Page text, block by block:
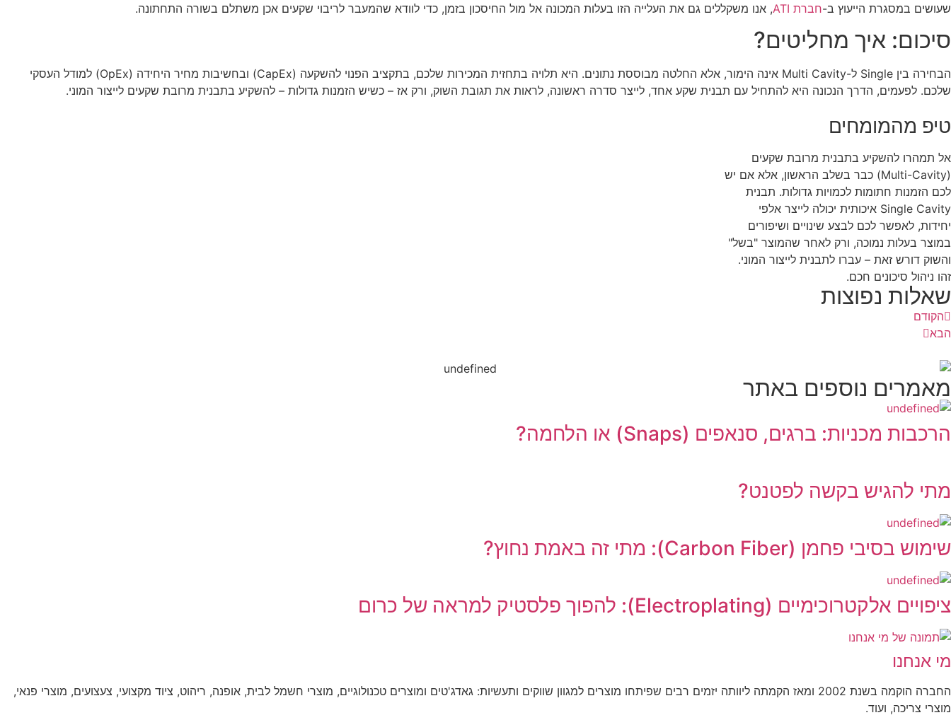
שעושים במסגרת הייעוץ ב-חברת ATI , אנו משקללים גם את העלייה הזו בעלות המכונה אל מול החיסכון בזמן, כדי לוודא שהמעבר לריבוי שקעים אכן משתלם בשורה התחתונה.
סיכום: איך מחליטים?
הבחירה בין Single ל-Multi Cavity אינה הימור, אלא החלטה מבוססת נתונים. היא תלויה בתחזית המכירות שלכם, בתקציב הפנוי להשקעה (CapEx) ובחשיבות מחיר היחידה (OpEx) למודל העסקי
שלכם. לפעמים, הדרך הנכונה היא להתחיל עם תבנית שקע אחד, לייצר סדרה ראשונה, לראות את תגובת השוק, ורק אז – כשיש הזמנות גדולות – להשקיע בתבנית מרובת שקעים לייצור המוני.
טיפ מהמומחים
אל תמהרו להשקיע בתבנית מרובת שקעים
(Multi-Cavity) כבר בשלב הראשון, אלא אם יש
לכם הזמנות חתומות לכמויות גדולות. תבנית
Single Cavity איכותית יכולה לייצר אלפי
יחידות, לאפשר לכם לבצע שינויים ושיפורים
במוצר בעלות נמוכה, ורק לאחר שהמוצר "בשל"
והשוק דורש זאת – עברו לתבנית לייצור המוני.
זהו ניהול סיכונים חכם.
שאלות נפוצות
הקודם
הבא
מאמרים נוספים באתר
הרכבות מכניות: ברגים, סנאפים (Snaps) או הלחמה?
מתי להגיש בקשה לפטנט?
שימוש בסיבי פחמן (Carbon Fiber): מתי זה באמת נחוץ?
ציפויים אלקטרוכימיים (Electroplating): להפוך פלסטיק למראה של כרום
מי אנחנו
החברה הוקמה בשנת 2002 ומאז הקמתה ליוותה יזמים רבים שפיתחו מוצרים למגוון שווקים ותעשיות: גאדג'טים ומוצרים טכנולוגיים, מוצרי חשמל לבית, אופנה, ריהוט, ציוד מקצועי, צעצועים, מוצרי פנאי,
מוצרי צריכה, ועוד.